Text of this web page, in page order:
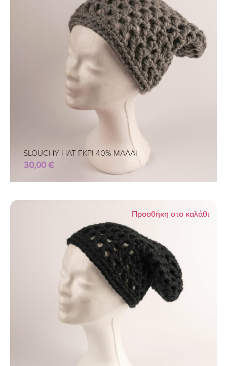
SLOUCHY HAT ΓΚΡΙ 40% ΜΑΛΛΙ
30,00€
Προσθήκη στο καλάθι